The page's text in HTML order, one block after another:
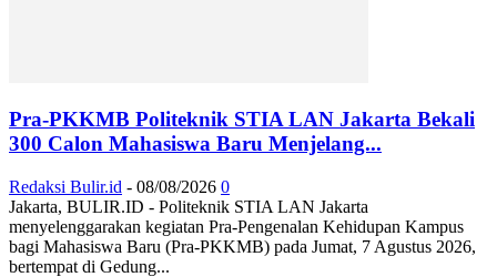
Pra-PKKMB Politeknik STIA LAN Jakarta Bekali
300 Calon Mahasiswa Baru Menjelang...
Redaksi Bulir.id - 08/08/2026 0
Jakarta, BULIR.ID - Politeknik STIA LAN Jakarta
menyelenggarakan kegiatan Pra-Pengenalan Kehidupan Kampus
bagi Mahasiswa Baru (Pra-PKKMB) pada Jumat, 7 Agustus 2026,
bertempat di Gedung...